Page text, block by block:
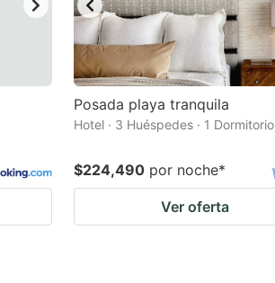
Posada playa tranquila
Hotel · 3 Huéspedes · 1 Dormitorio
$224,490 por noche*
Ver oferta